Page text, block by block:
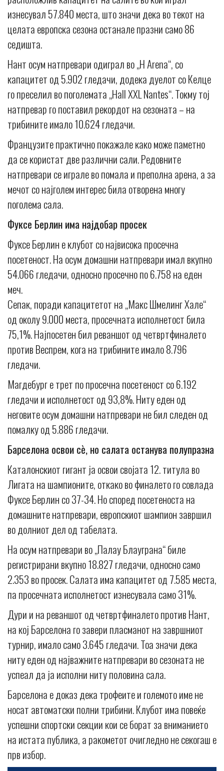
изнесувал 57.840 места, што значи дека во текот на
целата европска сезона останале празни само 86
седишта.
Нант осум натпревари одиграл во „H Arena“, со
капацитет од 5.902 гледачи, додека дуелот со Келце
го преселил во поголемата „Hall XXL Nantes“. Токму тој
натпревар го поставил рекордот на сезоната – на
трибините имало 10.624 гледачи.
Французите практично покажале како може паметно
да се користат две различни сали. Редовните
натпревари се играле во помала и преполна арена, а за
мечот со најголем интерес била отворена многу
поголема сала.
Фуксе Берлин има најдобар просек
Фуксе Берлин е клубот со највисока просечна
посетеност. На осум домашни натпревари имал вкупно
54.066 гледачи, односно просечно по 6.758 на еден
меч.
Сепак, поради капацитетот на „Макс Шмелинг Хале“
од околу 9.000 места, просечната исполнетост била
75,1%. Најпосетен бил реваншот од четвртфиналето
против Веспрем, кога на трибините имало 8.796
гледачи.
Магдебург е трет по просечна посетеност со 6.192
гледачи и исполнетост од 93,8%. Ниту еден од
неговите осум домашни натпревари не бил следен од
помалку од 5.886 гледачи.
Барселона освои сè, но салата останува полупразна
Каталонскиот гигант ја освои својата 12. титула во
Лигата на шампионите, откако во финалето го совлада
Фуксе Берлин со 37-34. Но според посетеноста на
домашните натпревари, европскиот шампион завршил
во долниот дел од табелата.
На осум натпревари во „Палау Блауграна“ биле
регистрирани вкупно 18.827 гледачи, односно само
2.353 во просек. Салата има капацитет од 7.585 места,
па просечната исполнетост изнесувала само 31%.
Дури и на реваншот од четвртфиналето против Нант,
на кој Барселона го завери пласманот на завршниот
турнир, имало само 3.645 гледачи. Тоа значи дека
ниту еден од најважните натпревари во сезоната не
успеал да ја исполни ниту половина сала.
Барселона е доказ дека трофеите и големото име не
носат автоматски полни трибини. Клубот има повеќе
успешни спортски секции кои се борат за вниманието
на истата публика, а ракометот очигледно не секогаш е
прв избор.